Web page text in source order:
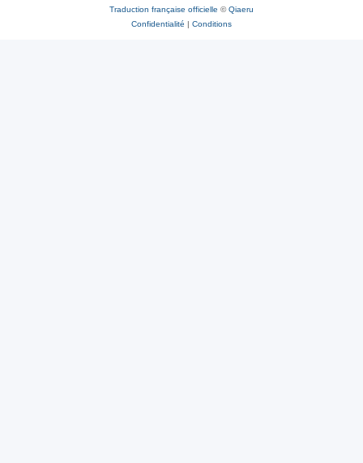
Traduction française officielle ©Qiaeru
Confidentialité | Conditions